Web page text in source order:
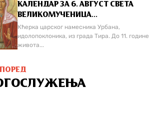
КАЛЕНДАР ЗА 6. АВГУСТ СВЕТА
ВЕЛИКОМУЧЕНИЦА...
Кћерка царског намесника Урбана,
идолопоклоника, из града Тира. До 11. године
живота...